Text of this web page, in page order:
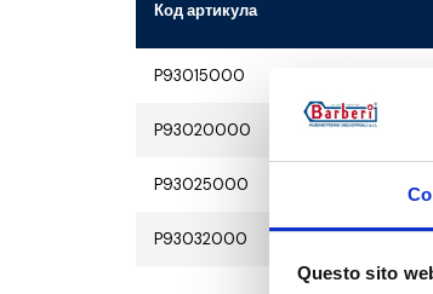
Questo sito
Код артикула
P93015000
P93020000
P93025000
P93032000